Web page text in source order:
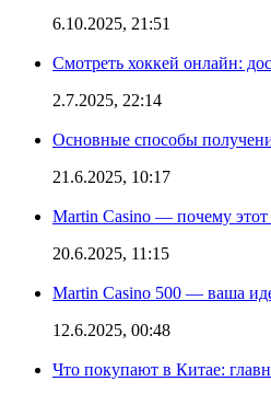
6.10.2025, 21:51
Смотреть хоккей онлайн:
2.7.2025, 22:14
Основные способы
21.6.2025, 10:17
Martin Casino — почему
20.6.2025, 11:15
Martin Casino 500 — ваша
12.6.2025, 00:48
Что покупают в Китае: